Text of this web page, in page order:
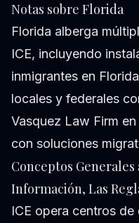
Notas sobre Florida
Florida alberga
ICE, incluyendo
inmigrantes en
locales y federales
Vasquez Law Firm
con soluciones
Conceptos
Información, Las
ICE opera centros